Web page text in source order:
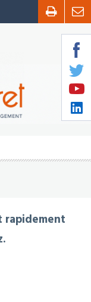
rapidement